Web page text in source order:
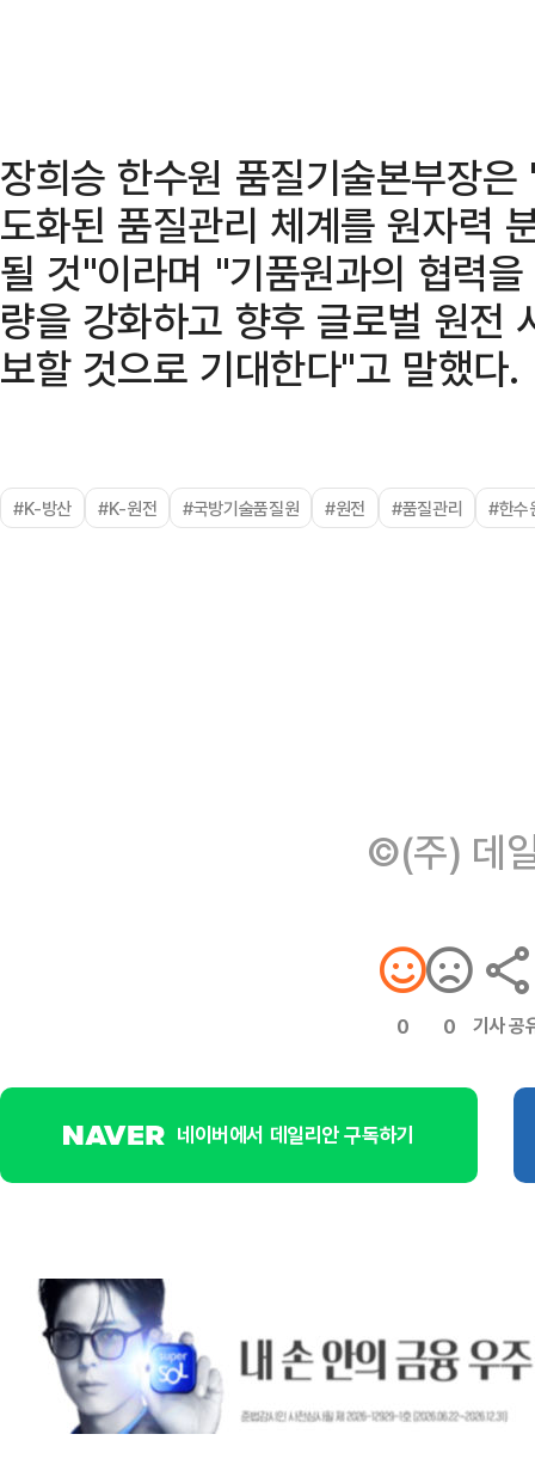
장희승 한수원 품질기술본부장
도화된 품질관리 체계를 원자력
될 것"이라며 "기품원과의 협력
량을 강화하고 향후 글로벌 원전
보할 것으로 기대한다"고 말했다.
#K-방산 #K-원전 #국방기술품질원 #원전 #품질관리 #한수
©(주) 데
0 0 기사 공
네이버에서 데일리안 구독하기